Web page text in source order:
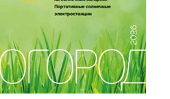
ПОДВЕСНЫЕ ЛОФТ
ПОРТАТИВНЫЕ СОЛНЕЧНЫЕ
ЭЛЕКТРОСТАНЦИИ